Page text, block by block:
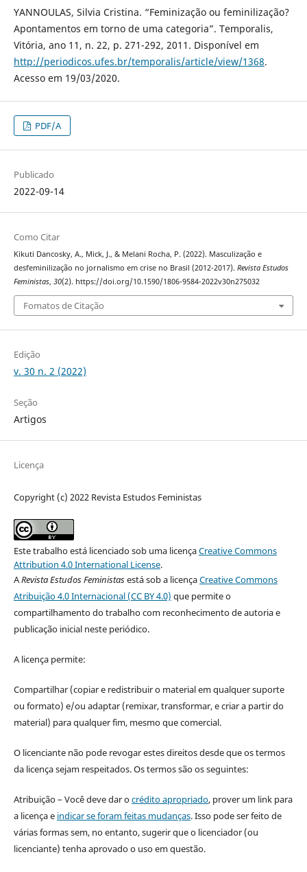
YANNOULAS, Silvia Cristina. “Feminização ou feminilização?
Apontamentos em torno de uma categoria”. Temporalis,
Vitória, ano 11, n. 22, p. 271-292, 2011. Disponível em
http://periodicos.ufes.br/temporalis/article/view/1368.
Acesso em 19/03/2020.
PDF/A
Publicado
2022-09-14
Como Citar
Kikuti Dancosky, A., Mick, J., & Melani Rocha, P. (2022). Masculização e
desfeminilização no jornalismo em crise no Brasil (2012-2017). Revista Estudos
Feministas, 30(2). https://doi.org/10.1590/1806-9584-2022v30n275032
Fomatos de Citação
Edição
v. 30 n. 2 (2022)
Seção
Artigos
Licença
Copyright (c) 2022 Revista Estudos Feministas
Este trabalho está licenciado sob uma licençaCreative Commons
Attribution 4.0 International License.
ARevista Estudos Feministasestá sob a licençaCreative Commons
Atribuição 4.0 Internacional (CC BY 4.0) que permite o
compartilhamento do trabalho com reconhecimento de autoria e
publicação inicial neste periódico.
A licença permite:
Compartilhar (copiar e redistribuir o material em qualquer suporte
ou formato) e/ou adaptar (remixar, transformar, e criar a partir do
material) para qualquer fim, mesmo que comercial.
O licenciante não pode revogar estes direitos desde que os termos
da licença sejam respeitados. Os termos são os seguintes:
Atribuição – Você deve dar ocrédito apropriado, prover um link para
a licença e indicar se foram feitas mudanças. Isso pode ser feito de
várias formas sem, no entanto, sugerir que o licenciador (ou
licenciante) tenha aprovado o uso em questão.